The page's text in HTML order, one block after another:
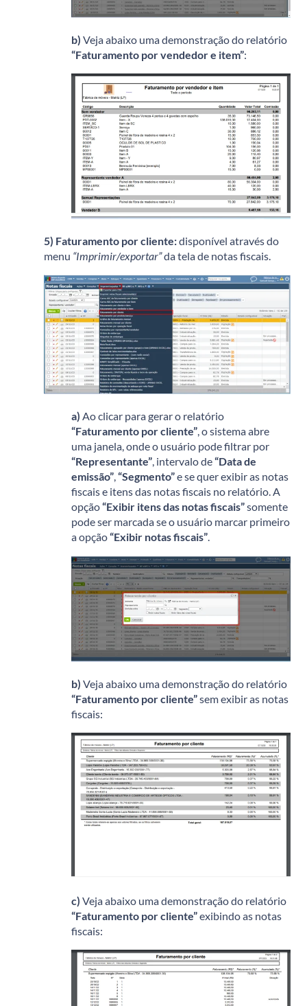
b) Veja abaixo uma demonstração do relatório
“Faturamento por vendedor e item”:
5) Faturamento por cliente:disponível através do
menu “Imprimir/exportar”da tela de notas fiscais.
a) Ao clicar para gerar o relatório
“Faturamento por cliente”, o sistema abre
uma janela, onde o usuário pode filtrar por
“Representante”, intervalo de“Data de
emissão”,“Segmento”e se quer exibir as notas
fiscais e itens das notas fiscais no relatório. A
opção“Exibir itens das notas fiscais”somente
pode ser marcada se o usuário marcar primeiro
a opção“Exibir notas fiscais”.
b) Veja abaixo uma demonstração do relatório
“Faturamento por cliente”sem exibir as notas
fiscais:
c) Veja abaixo uma demonstração do relatório
“Faturamento por cliente”exibindo as notas
fiscais: